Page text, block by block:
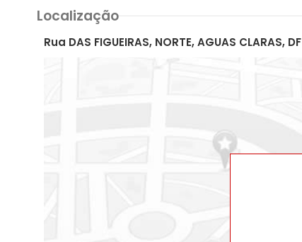
Localização
Rua DAS FIGUEIRAS, NORTE, AGUAS CLARAS, DF